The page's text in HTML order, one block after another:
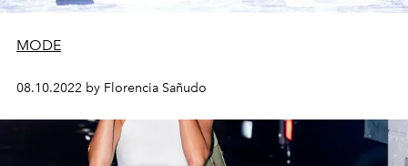
MODE
08.10.2022 by Florencia Sañudo